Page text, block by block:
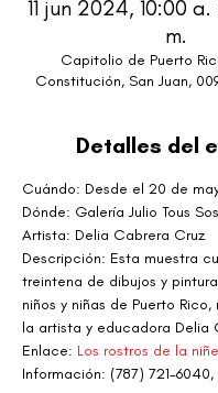
11 jun 2024, 10:00
m.
Capitolio de Puerto
Constitución, San Juan,
Detalles del
Cuándo: Desde el 20 de
Dónde: Galería Julio Tous
Artista: Delia Cabrera Cruz
Descripción: Esta muestra
treintena de dibujos y
niños y niñas de Puerto
la artista y educadora Delia
Enlace: Los rostros de la
Información: (787) 721-